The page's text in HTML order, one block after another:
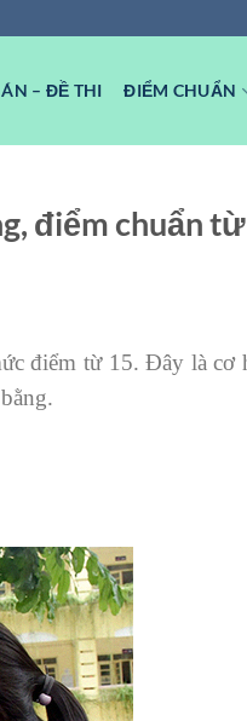
– ĐỀ THI ĐIỂM CHUẨN
điểm chuẩn
điểm từ 15. Đây là cơ